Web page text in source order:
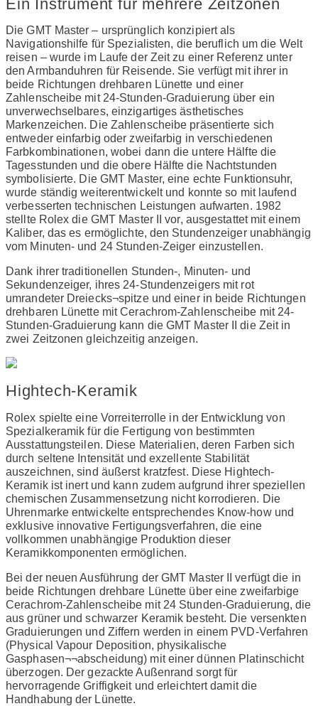
Ein Instrument für mehrere Zeitzonen
Die GMT Master – ursprünglich konzipiert als
Navigationshilfe für Spezialisten, die beruflich um die Welt
reisen – wurde im Laufe der Zeit zu einer Referenz unter
den Armbanduhren für Reisende. Sie verfügt mit ihrer in
beide Richtungen drehbaren Lünette und einer
Zahlenscheibe mit 24-Stunden-Graduierung über ein
unverwechselbares, einzigartiges ästhetisches
Markenzeichen. Die Zahlenscheibe präsentierte sich
entweder einfarbig oder zweifarbig in verschiedenen
Farbkombinationen, wobei dann die untere Hälfte die
Tagesstunden und die obere Hälfte die Nachtstunden
symbolisierte. Die GMT Master, eine echte Funktionsuhr,
wurde ständig weiterentwickelt und konnte so mit laufend
verbesserten technischen Leistungen aufwarten. 1982
stellte Rolex die GMT Master II vor, ausgestattet mit einem
Kaliber, das es ermöglichte, den Stundenzeiger unabhängig
vom Minuten- und 24 Stunden-Zeiger einzustellen.
Dank ihrer traditionellen Stunden-, Minuten- und
Sekundenzeiger, ihres 24-Stundenzeigers mit rot
umrandeter Dreiecks¬spitze und einer in beide Richtungen
drehbaren Lünette mit Cerachrom-Zahlenscheibe mit 24-
Stunden-Graduierung kann die GMT Master II die Zeit in
zwei Zeitzonen gleichzeitig anzeigen.
Hightech-Keramik
Rolex spielte eine Vorreiterrolle in der Entwicklung von
Spezialkeramik für die Fertigung von bestimmten
Ausstattungsteilen. Diese Materialien, deren Farben sich
durch seltene Intensität und exzellente Stabilität
auszeichnen, sind äußerst kratzfest. Diese Hightech-
Keramik ist inert und kann zudem aufgrund ihrer speziellen
chemischen Zusammensetzung nicht korrodieren. Die
Uhrenmarke entwickelte entsprechendes Know-how und
exklusive innovative Fertigungsverfahren, die eine
vollkommen unabhängige Produktion dieser
Keramikkomponenten ermöglichen.
Bei der neuen Ausführung der GMT Master II verfügt die in
beide Richtungen drehbare Lünette über eine zweifarbige
Cerachrom-Zahlenscheibe mit 24 Stunden-Graduierung, die
aus grüner und schwarzer Keramik besteht. Die versenkten
Graduierungen und Ziffern werden in einem PVD-Verfahren
(Physical Vapour Deposition, physikalische
Gasphasen¬¬abscheidung) mit einer dünnen Platinschicht
überzogen. Der gezackte Außenrand sorgt für
hervorragende Griffigkeit und erleichtert damit die
Handhabung der Lünette.